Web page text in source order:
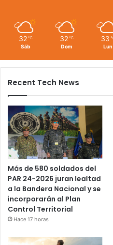
32 ℃
Sáb
32 ℃
Dom
33
Lun
Recent Tech News
Más de 580 soldados del
PAR 24-2026 juran lealtad
a la Bandera Nacional y se
incorporarán al Plan
Control Territorial
Hace 17 horas